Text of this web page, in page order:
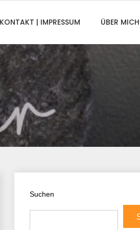
KONTAKT | IMPRESSUM ÜBER
Suchen